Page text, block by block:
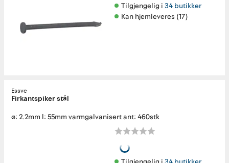
Tilgjengelig i 34 butikker
Kan hjemleveres (17)
Essve
Firkantspiker stål
ø: 2.2mm l: 55mm varmgalvanisert ant: 460stk